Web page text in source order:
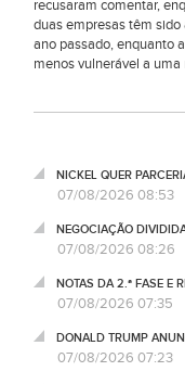
recusaram comentar,
duas empresas têm
ano passado, enquanto
menos vulnerável a
NICKEL QUER
07/08/2026 08:53
NEGOCIAÇÃO
07/08/2026 08:26
NOTAS DA 2.ª FASE E
07/08/2026 07:35
DONALD TRUMP
07/08/2026 07:23